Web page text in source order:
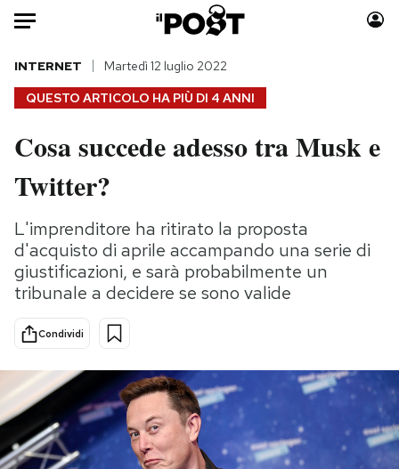
Auto
HOME
Italia
Politica
Tecnologia
Internet
Scienza
Cultura
Economia
Moda
Storie/Idee
Ok Boomer!
Media
Europa
PODCAST
QUESTO ARTICOLO HA PIÙ DI 4 ANNI
INTERNET Martedì 12 luglio 2022
Cosa succede adesso tra Musk e
Twitter?
L'imprenditore ha ritirato la proposta
d'acquisto di aprile accampando una serie di
giustificazioni, e sarà probabilmente un
tribunale a decidere se sono valide
Condividi